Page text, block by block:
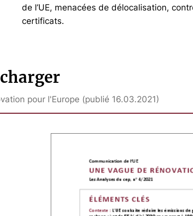
de l’UE, menacées de délocalisation,
certificats.
pour l'Europe (publié 16.03.2021)